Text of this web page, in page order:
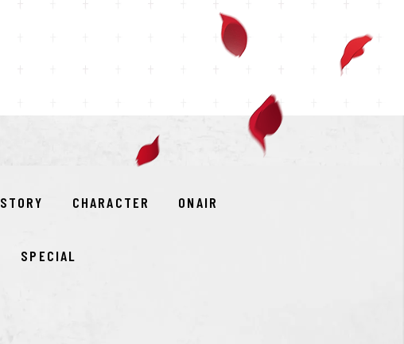
STORY CHARACTER ONAIR
SPECIAL